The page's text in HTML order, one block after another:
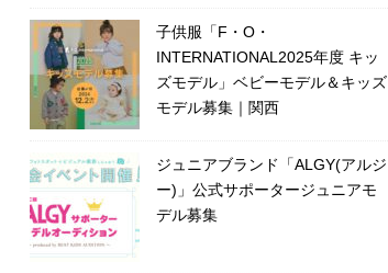
子供服「F・O・
INTERNATIONAL2025年度 キッ
ズモデル」ベビーモデル＆キッズ
モデル募集｜関西
ジュニアブランド「ALGY(アルジ
ー)」公式サポータージュニアモ
デル募集